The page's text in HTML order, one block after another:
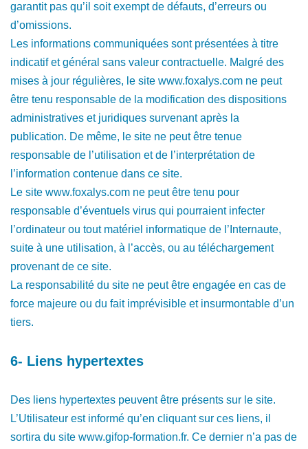
garantit pas qu’il soit exempt de défauts, d’erreurs ou
d’omissions.
Les informations communiquées sont présentées à titre
indicatif et général sans valeur contractuelle. Malgré des
mises à jour régulières, le site www.foxalys.com ne peut
être tenu responsable de la modification des dispositions
administratives et juridiques survenant après la
publication. De même, le site ne peut être tenue
responsable de l’utilisation et de l’interprétation de
l’information contenue dans ce site.
Le site www.foxalys.com ne peut être tenu pour
responsable d’éventuels virus qui pourraient infecter
l’ordinateur ou tout matériel informatique de l’Internaute,
suite à une utilisation, à l’accès, ou au téléchargement
provenant de ce site.
La responsabilité du site ne peut être engagée en cas de
force majeure ou du fait imprévisible et insurmontable d’un
tiers.
6- Liens hypertextes
Des liens hypertextes peuvent être présents sur le site.
L’Utilisateur est informé qu’en cliquant sur ces liens, il
sortira du site www.gifop-formation.fr. Ce dernier n’a pas de